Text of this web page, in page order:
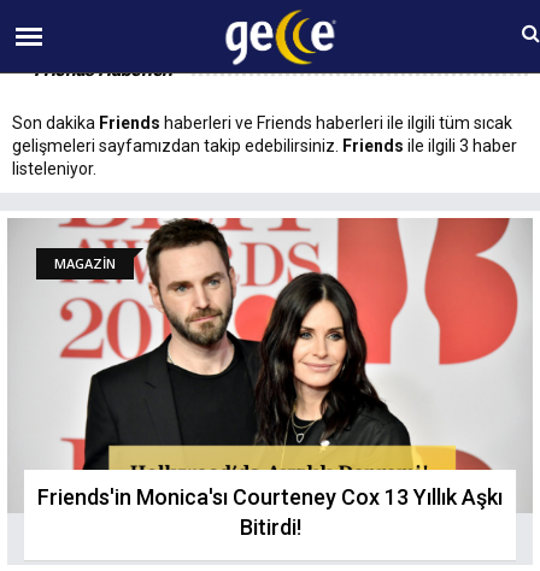
08 AĞUSTOS Cumartesi 20:59
Friends Haberleri
Son dakika Friends haberleri ve Friends haberleri ile ilgili tüm sıcak
gelişmeleri sayfamızdan takip edebilirsiniz.
Friends ile ilgili 3 haber
listeleniyor.
MAGAZİN
Friends'in Monica'sı Courteney Cox 13 Yıllık Aşkı
Bitirdi!